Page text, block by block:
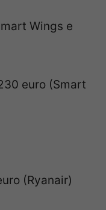
Wings e
euro (Smart
(Ryanair)